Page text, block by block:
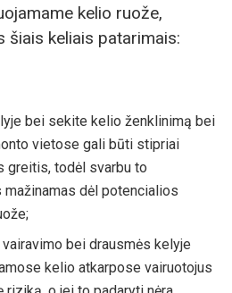
kelio ruože,
šiais keliais patarimais:
bei sekite kelio ženklinimą bei
vietose gali būti stipriai
greitis, todėl svarbu to
dėl potencialios
bei drausmės kelyje
kelio atkarpose vairuotojus